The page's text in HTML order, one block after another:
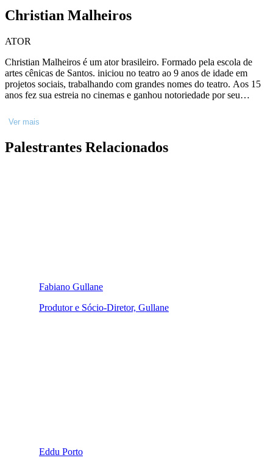
Christian Malheiros
ATOR
Christian Malheiros é um ator brasileiro. Formado pela escola de
artes cênicas de Santos. iniciou no teatro ao 9 anos de idade em
projetos sociais, trabalhando com grandes nomes do teatro. Aos 15
anos fez sua estreia no cinemas e ganhou notoriedade por seu
Spirit Awards de Melhor Ator e venceu um Prêmio APCA de
Melhor Ator em Cinema. Na televisão, Christian teve destaque nas
pela crítica por sua atuação no filme 7 Prisioneiros, da Netflix.
Ver mais
Palestrantes Relacionados
Fabiano Gullane
Produtor e Sócio-Diretor, Gullane
Eddu Porto